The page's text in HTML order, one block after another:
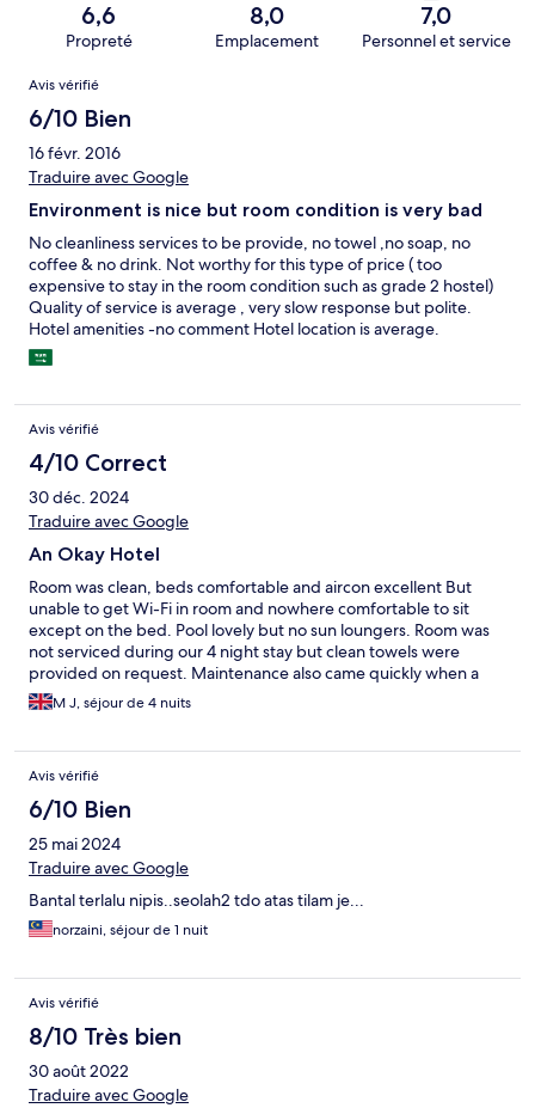
6,6
Propreté
8,0
Emplacement
7,0
Personnel et service
Avis
Avis vérifié
6/10 Bien
16 févr. 2016
Traduire avec Google
Environment is nice but room condition is very bad
No cleanliness services to be provide, no towel ,no soap, no
coffee & no drink. Not worthy for this type of price ( too
expensive to stay in the room condition such as grade 2 hostel)
Quality of service is average , very slow response but polite.
Hotel amenities -no comment Hotel location is average.
Avis vérifié
4/10 Correct
30 déc. 2024
Traduire avec Google
An Okay Hotel
Room was clean, beds comfortable and aircon excellent But
unable to get Wi-Fi in room and nowhere comfortable to sit
except on the bed. Pool lovely but no sun loungers. Room was
not serviced during our 4 night stay but clean towels were
provided on request. Maintenance also came quickly when a
curtain pole came down and they also provided a mop at my
request because I was frightened of slipping in the wet room. I
shower. There are self service washing machines at the resort
next door. There is also a launderette opposite the OYO hotel.
Cannot report on the restaurant as restaurant was closed when
we went for breakfast so had to eat elsewhere.
M J, séjour de 4 nuits
Avis vérifié
6/10 Bien
25 mai 2024
Traduire avec Google
Bantal terlalu nipis..seolah2 tdo atas tilam je...
norzaini, séjour de 1 nuit
Avis vérifié
8/10 Très bien
30 août 2022
Traduire avec Google